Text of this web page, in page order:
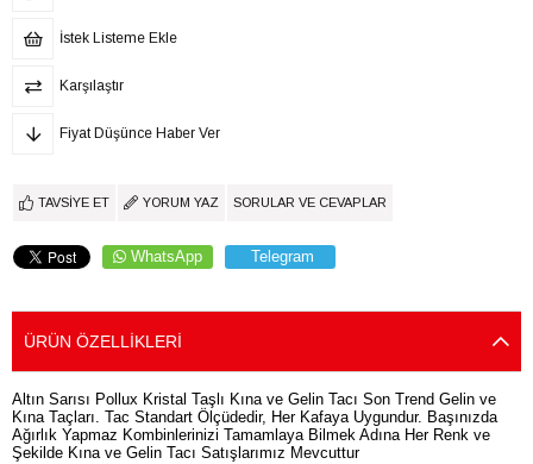
İstek Listeme Ekle
Karşılaştır
Fiyat Düşünce Haber Ver
TAVSIYE ET YORUM YAZ SORULAR VE CEVAPLAR
WhatsApp Telegram
ÜRÜN ÖZELLIKLERI
Altın Sarısı Pollux Kristal Taşlı Kına ve Gelin Tacı Son Trend Gelin ve
Kına Taçları. Tac Standart Ölçüdedir, Her Kafaya Uygundur. Başınızda
Ağırlık Yapmaz Kombinlerinizi Tamamlaya Bilmek Adına Her Renk ve
Şekilde Kına ve Gelin Tacı Satışlarımız Mevcuttur